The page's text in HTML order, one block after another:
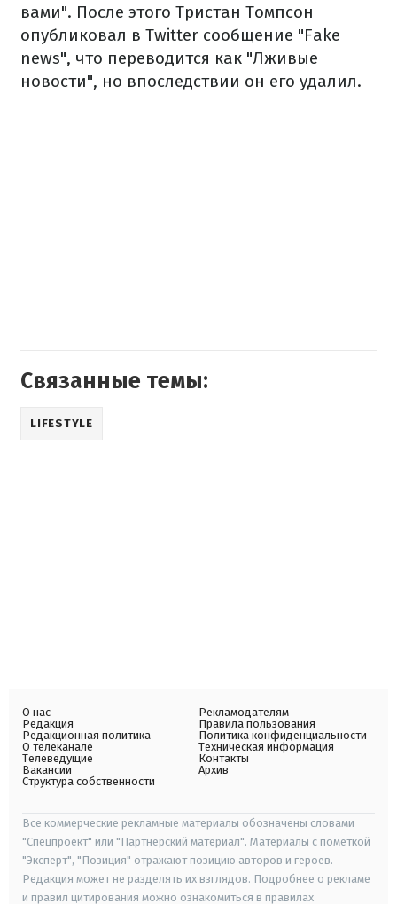
вами". После этого Тристан Томпсон
опубликовал в Twitter сообщение "Fake
news", что переводится как "Лживые
новости", но впоследствии он его удалил.
Связанные темы:
LIFESTYLE
О нас
Редакция
Редакционная политика
О телеканале
Телеведущие
Вакансии
Структура собственности
Рекламодателям
Правила пользования
Политика конфиденциальности
Техническая информация
Контакты
Архив
Все коммерческие рекламные материалы обозначены словами
"Спецпроект" или "Партнерский материал". Материалы с пометкой
"Эксперт", "Позиция" отражают позицию авторов и героев.
Редакция может не разделять их взглядов. Подробнее о рекламе
и правил цитирования можно ознакомиться в правилах